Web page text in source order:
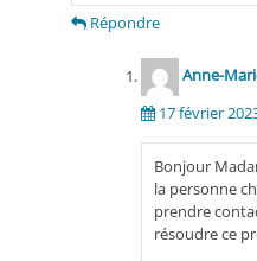
Répondre
Anne-
17 février
Bonjour
la personne
prendre
résoudre ce